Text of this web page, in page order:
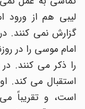
لیبى هم از ورود
گزارش نمى کنند.
امام موسى را در
را ذکر مى کنند. در
استقبال مى کند.
است، و تقریباً مى